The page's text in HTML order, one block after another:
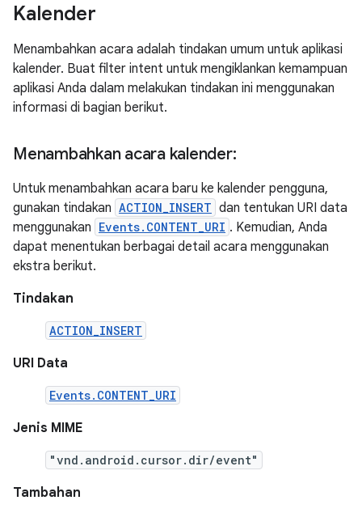
Kalender
Menambahkan acara adalah tindakan umum untuk aplikasi
kalender. Buat filter intent untuk mengiklankan kemampuan
aplikasi Anda dalam melakukan tindakan ini menggunakan
informasi di bagian berikut.
Menambahkan acara kalender:
Untuk menambahkan acara baru ke kalender pengguna,
gunakan tindakan ACTION_INSERT dan tentukan URI data
menggunakan Events.CONTENT_URI . Kemudian, Anda
dapat menentukan berbagai detail acara menggunakan
ekstra berikut.
Tindakan
ACTION_INSERT
URI Data
Events.CONTENT_URI
Jenis MIME
"vnd.android.cursor.dir/event"
Tambahan